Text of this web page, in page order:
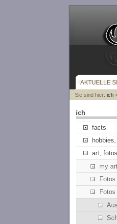
AKTUELLE
Sie sind hier: ich
ich
facts
art,
my art